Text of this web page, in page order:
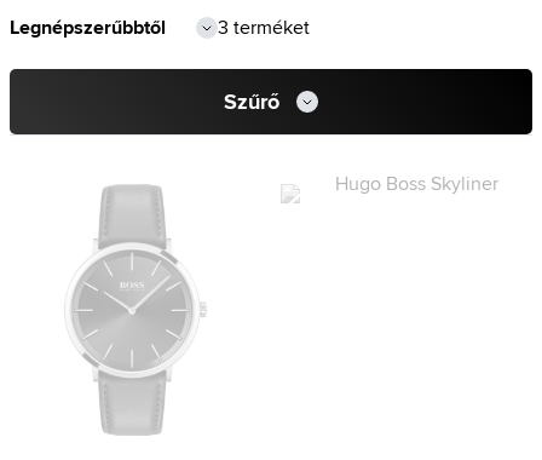
3 terméket
Szűrő